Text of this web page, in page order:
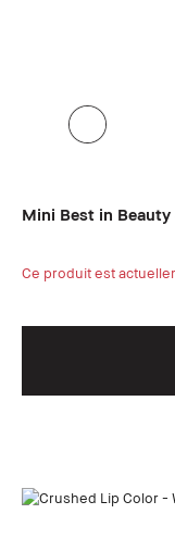
Mini Best in Beauty
Ce produit est